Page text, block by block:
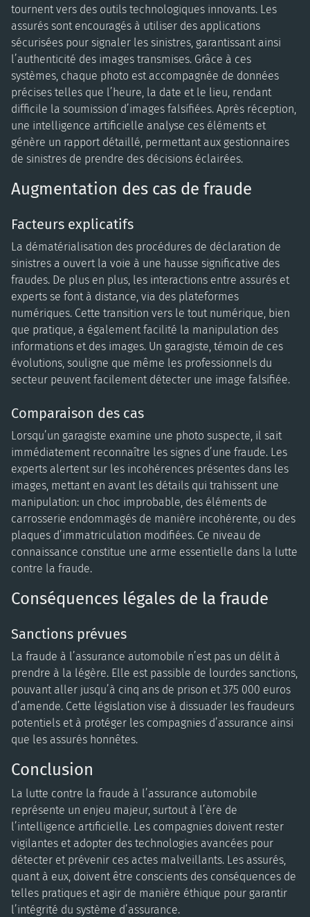
tournent vers des outils technologiques innovants. Les
assurés sont encouragés à utiliser des applications
sécurisées pour signaler les sinistres, garantissant ainsi
l’authenticité des images transmises. Grâce à ces
systèmes, chaque photo est accompagnée de données
précises telles que l’heure, la date et le lieu, rendant
difficile la soumission d’images falsifiées. Après réception,
une intelligence artificielle analyse ces éléments et
génère un rapport détaillé, permettant aux gestionnaires
de sinistres de prendre des décisions éclairées.
Augmentation des cas de fraude
Facteurs explicatifs
La dématérialisation des procédures de déclaration de
sinistres a ouvert la voie à une hausse significative des
fraudes. De plus en plus, les interactions entre assurés et
experts se font à distance, via des plateformes
numériques. Cette transition vers le tout numérique, bien
que pratique, a également facilité la manipulation des
informations et des images. Un garagiste, témoin de ces
évolutions, souligne que même les professionnels du
secteur peuvent facilement détecter une image falsifiée.
Comparaison des cas
Lorsqu’un garagiste examine une photo suspecte, il sait
immédiatement reconnaître les signes d’une fraude. Les
experts alertent sur les incohérences présentes dans les
images, mettant en avant les détails qui trahissent une
manipulation: un choc improbable, des éléments de
carrosserie endommagés de manière incohérente, ou des
plaques d’immatriculation modifiées. Ce niveau de
connaissance constitue une arme essentielle dans la lutte
contre la fraude.
Conséquences légales de la fraude
Sanctions prévues
La fraude à l’assurance automobile n’est pas un délit à
prendre à la légère. Elle est passible de lourdes sanctions,
pouvant aller jusqu’à cinq ans de prison et 375 000 euros
d’amende. Cette législation vise à dissuader les fraudeurs
potentiels et à protéger les compagnies d’assurance ainsi
que les assurés honnêtes.
Conclusion
La lutte contre la fraude à l’assurance automobile
représente un enjeu majeur, surtout à l’ère de
l’intelligence artificielle. Les compagnies doivent rester
vigilantes et adopter des technologies avancées pour
détecter et prévenir ces actes malveillants. Les assurés,
quant à eux, doivent être conscients des conséquences de
telles pratiques et agir de manière éthique pour garantir
l’intégrité du système d’assurance.